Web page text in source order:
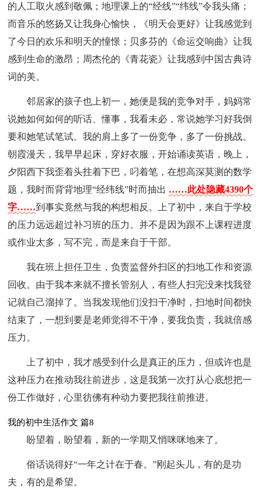
的人工取火感到敬佩；地理课上的“经线”“纬线”令我头痛；
而音乐的悠扬又让我身心愉快，《明天会更好》让我感觉到
了今日的欢乐和明天的憧憬；贝多芬的《命运交响曲》让我
感到生命的激昂；周杰伦的《青花瓷》让我感到中国古典诗
词的美。
邻居家的孩子也上初一，她便是我的竞争对手，妈妈常
说她如何如何的听话、懂事，我看未必，常说她学习好我倒
要和她笔试笔试。我的肩上多了一份竞争，多了一份挑战。
朝霞漫天，我早早起床，穿好衣服，开始诵读英语，晚上，
夕阳西下我歪着头拄着下巴，叼着笔，在想高深莫测的数学
题，我时而背背地理“经纬线”时而抽出 ……此处隐藏4390个
字……到事实竟然与我的构想相反。上了初中，来自于学校
的压力远远超过补习班的压力。并不是因为跟不上课程进度
或作业太多，写不完，而是来自于干部。
我在班上担任卫生，负责监督外扫区的扫地工作和资源
回收。由于我本来就不擅长管别人，有些人扫完没来找我登
记就自己溜掉了。当我发现他们没扫干净时，扫地时间都快
结束了，一想到要是老师觉得不干净，要我负责，我就倍感
压力。
上了初中，我才感受到什么是真正的压力，但或许也是
这种压力在推动我往前进步，这是我第一次打从心底想把一
份工作做好，心里彷佛有种动力要把我往前推进。
我的初中生活作文 篇8
盼望着，盼望着，新的一学期又悄咪咪地来了。
俗话说得好“一年之计在于春。”刚起头儿，有的是功
夫，有的是希望。